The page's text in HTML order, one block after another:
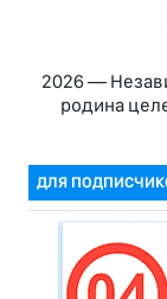
2026 —
родина
ДЛЯ